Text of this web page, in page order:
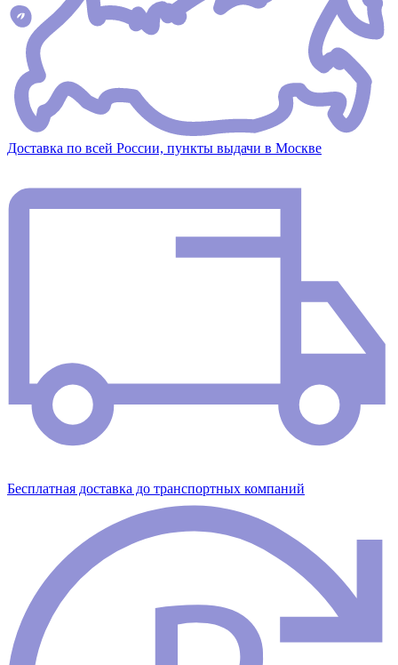
Доставка по всей России, пункты выдачи в Москве
Бесплатная доставка до транспортных компаний